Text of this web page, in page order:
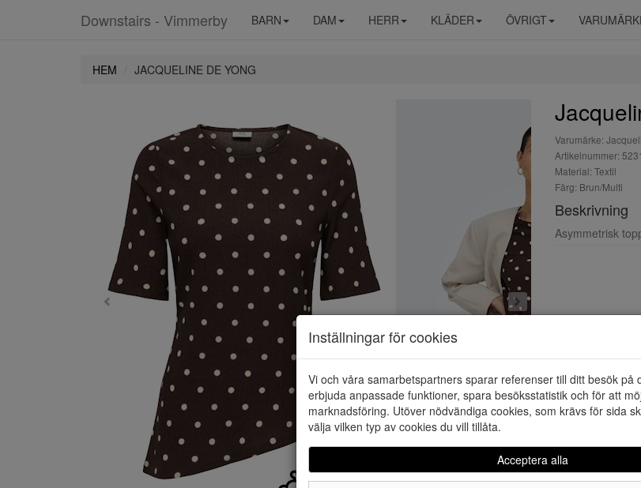
Downstairs - Vimmerby BARN DAM HERR KLÄDER ÖVRIGT
HEM JACQUELINE DE YONG
Varumärke:
Artikelnummer:
Material: Textil
Färg: Brun/Multi
Beskrivning
Asymmetrisk
Inställningar för cookies
Vi och våra samarbetspartners sparar referenser till ditt besök på
erbjuda anpassade funktioner, spara besöksstatistik och för att
marknadsföring. Utöver nödvändiga cookies, som krävs för sida
välja vilken typ av cookies du vill tillåta.
Acceptera alla